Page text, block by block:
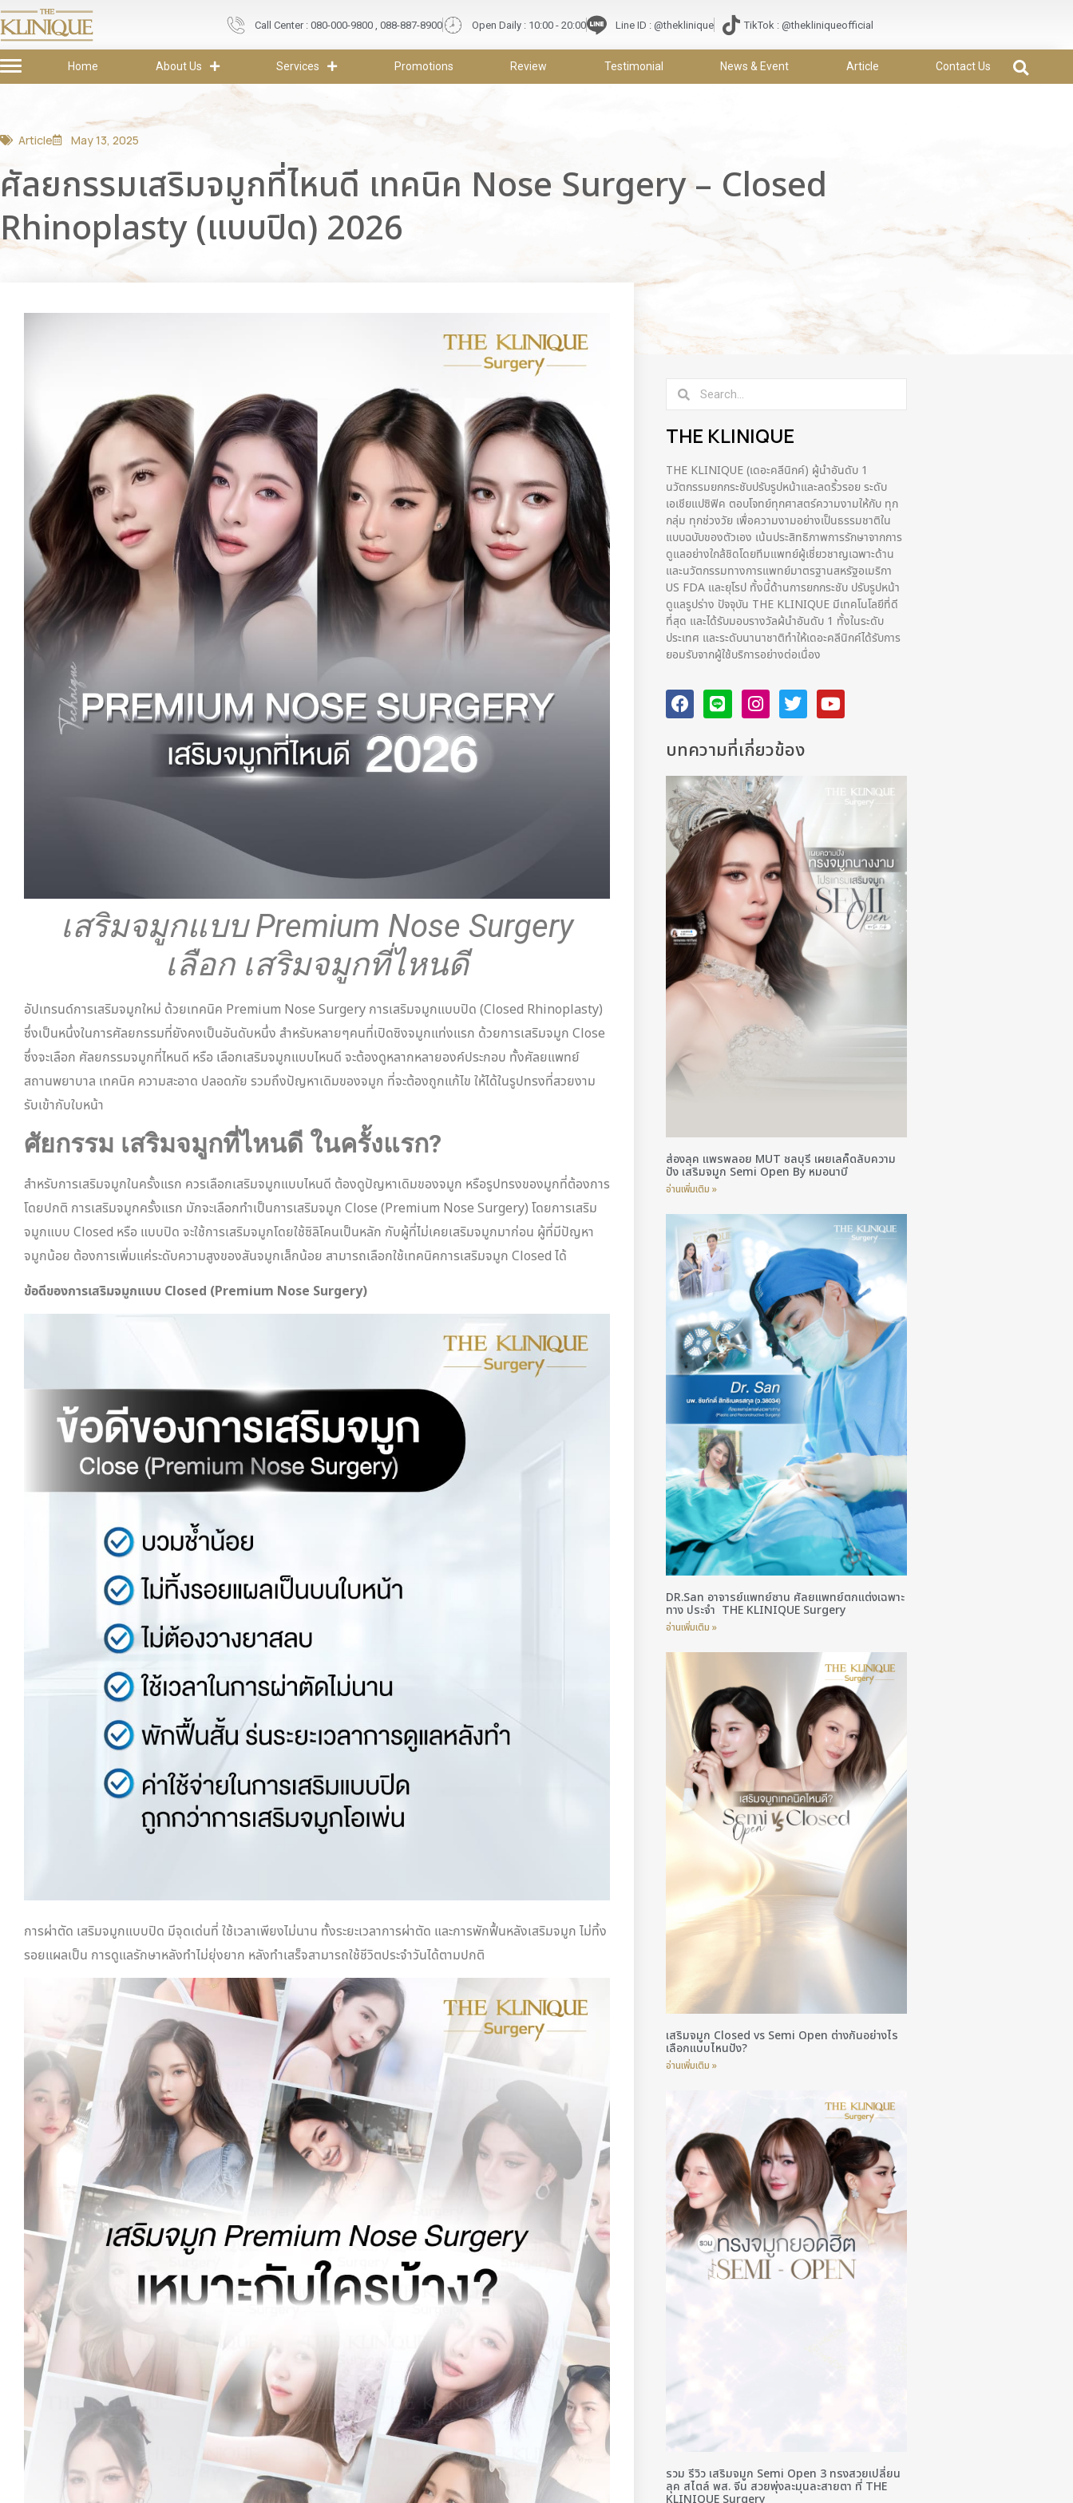
Call Center : 080-000-9800 , 088-887-8900 Open Daily : 10:00 - 20:00 Line ID : @theklinique TikTok : @thekliniqueofficial
Home About Us Services Promotions Review Testimonial News & Event Article Contact Us
Article May 13, 2025
ศัลยกรรมเสริมจมูกที่ไหนดี เทคนิค Nose Surgery – Closed
Rhinoplasty (แบบปิด) 2026
เสริมจมูกแบบPremium Nose Surgery
เลือก เสริมจมูกที่ไหนดี
อัปเทรนด์การเสริมจมูกใหม่ ด้วยเทคนิค Premium Nose Surgery การเสริมจมูกแบบปิด (Closed Rhinoplasty)
ซึ่งเป็นหนึ่งในการศัลยกรรมที่ยังคงเป็นอันดับหนึ่ง สำหรับหลายๆคนที่เปิดซิงจมูกแท่งแรก ด้วยการเสริมจมูก Close
ซึ่งจะเลือก ศัลยกรรมจมูกที่ไหนดี หรือ เลือกเสริมจมูกแบบไหนดี จะต้องดูหลากหลายองค์ประกอบ ทั้งศัลยแพทย์
สถานพยาบาล เทคนิค ความสะอาด ปลอดภัย รวมถึงปัญหาเดิมของจมูก ที่จะต้องถูกแก้ไข ให้ได้ในรูปทรงที่สวยงาม
รับเข้ากับใบหน้า
ศัยกรรม เสริมจมูกที่ไหนดี ในครั้งแรก?
สำหรับการเสริมจมูกในครั้งแรก ควรเลือกเสริมจมูกแบบไหนดี ต้องดูปัญหาเดิมของจมูก หรือรูปทรงของมูกที่ต้องการ
โดยปกติ การเสริมจมูกครั้งแรก มักจะเลือกทำเป็นการเสริมจมูก Close (Premium Nose Surgery) โดยการเสริม
จมูกแบบ Closed หรือ แบบปิด จะใช้การเสริมจมูกโดยใช้ซิลิโคนเป็นหลัก กับผู้ที่ไม่เคยเสริมจมูกมาก่อน ผู้ที่มีปัญหา
จมูกน้อย ต้องการเพิ่มแค่ระดับความสูงของสันจมูกเล็กน้อย สามารถเลือกใช้เทคนิคการเสริมจมูก Closed ได้
ข้อดีของการเสริมจมูกแบบ Closed (Premium Nose Surgery)
การผ่าตัด เสริมจมูกแบบปิด มีจุดเด่นที่ ใช้เวลาเพียงไม่นาน ทั้งระยะเวลาการผ่าตัด และการพักฟื้นหลังเสริมจมูก ไม่ทิ้ง
รอยแผลเป็น การดูแลรักษาหลังทำไม่ยุ่งยาก หลังทำเสร็จสามารถใช้ชีวิตประจำวันได้ตามปกติ
THE KLINIQUE
THE KLINIQUE (เดอะคลีนิกค์) ผู้นำอันดับ 1
นวัตกรรมยกกระชับปรับรูปหน้าและลดริ้วรอย ระดับ
เอเชียแปซิฟิค ตอบโจทย์ทุกศาสตร์ความงามให้กับ ทุก
กลุ่ม ทุกช่วงวัย เพื่อความงามอย่างเป็นธรรมชาติใน
แบบฉบับของตัวเอง เน้นประสิทธิภาพการรักษาจากการ
ดูแลอย่างใกล้ชิดโดยทีมแพทย์ผู้เชี่ยวชาญเฉพาะด้าน
และนวัตกรรมทางการแพทย์มาตรฐานสหรัฐอเมริกา
US FDA และยุโรป ทั้งนี้ด้านการยกกระชับ ปรับรูปหน้า
ดูแลรูปร่าง ปัจจุบัน THE KLINIQUE มีเทคโนโลยีที่ดี
ที่สุด และได้รับมอบรางวัลผ้นำอันดับ 1 ทั้งในระดับ
ประเทศ และระดับนานาชาติทําให้เดอะคลีนิกค์ได้รับการ
ยอมรับจากผู้ใช้บริการอย่างต่อเนื่อง
บทความที่เกี่ยวข้อง
ส่องลุค แพรพลอย MUT ชลบุรี เผยเลค็ดลับความ
ปัง เสริมจมูก Semi Open By หมอนาบี
อ่านเพิ่มเติม »
DR.San อาจารย์แพทย์ซาน ศัลยแพทย์ตกแต่งเฉพาะ
ทาง ประจำ THE KLINIQUE Surgery
อ่านเพิ่มเติม »
เสริมจมูก Closed vs Semi Open ต่างกันอย่างไร
เลือกแบบไหนปัง?
อ่านเพิ่มเติม »
รวม รีวิว เสริมจมูก Semi Open 3 ทรงสวยเปลี่ยน
ลุค สไตล์ พส. จีน สวยพุ่งละมุนละสายตา ที่ THE
KLINIQUE Surgery